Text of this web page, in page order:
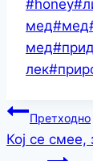
#honey#
мед#мед
мед#
лек#
Претходно
Кој се